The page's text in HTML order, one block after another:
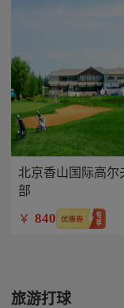
北京香山国际高尔
部
￥ 840
旅游打球